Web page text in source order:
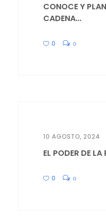
CONOCE Y
CADENA...
0 0
10 AGOSTO, 2024
EL PODER DE
0 0